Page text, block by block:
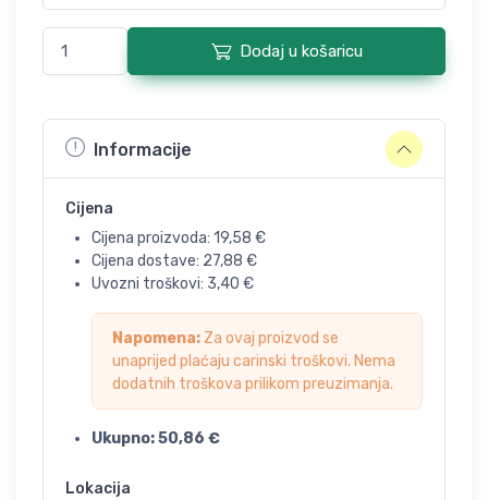
Dodaj u košaricu
Informacije
Cijena
Cijena proizvoda: 19,58 €
Cijena dostave: 27,88 €
Uvozni troškovi: 3,40 €
Napomena: Za ovaj proizvod se
unaprijed plaćaju carinski troškovi. Nema
dodatnih troškova prilikom preuzimanja.
Ukupno:50,86 €
Lokacija